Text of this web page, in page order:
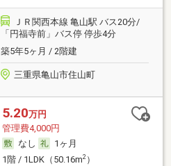
ＪＲ関西本線 亀山駅 バス20分/
「円福寺前」バス停 停歩4分
築5年5ヶ月 / 2階建
三重県亀山市住山町
5.20万円
管理費4,000円
なし
1ヶ月
1階 / 1LDK（50.16m2）